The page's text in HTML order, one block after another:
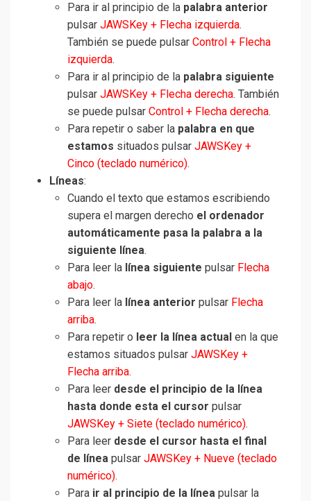
Para ir al principio de la palabra anterior
pulsar JAWSKey + Flecha izquierda.
También se puede pulsar Control + Flecha
izquierda.
Para ir al principio de la palabra siguiente
pulsar JAWSKey + Flecha derecha. También
se puede pulsar Control + Flecha derecha.
Para repetir o saber la palabra en que
estamos situados pulsar JAWSKey +
Cinco (teclado numérico).
Líneas:
Cuando el texto que estamos escribiendo
supera el margen derecho el ordenador
automáticamente pasa la palabra a la
siguiente línea.
Para leer la línea siguiente pulsar Flecha
abajo.
Para leer la línea anterior pulsar Flecha
arriba.
Para repetir o leer la línea actual en la que
estamos situados pulsar JAWSKey +
Flecha arriba.
Para leer desde el principio de la línea
hasta donde esta el cursor pulsar
JAWSKey + Siete (teclado numérico).
Para leer desde el cursor hasta el final
de línea pulsar JAWSKey + Nueve (teclado
numérico).
Para ir al principio de la línea pulsar la